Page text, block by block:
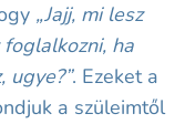
„Jajj, mi lesz
ha
ugye?”. Ezeket a
a szüleimtől